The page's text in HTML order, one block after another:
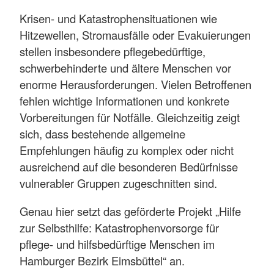
Krisen- und Katastrophensituationen wie
Hitzewellen, Stromausfälle oder Evakuierungen
stellen insbesondere pflegebedürftige,
schwerbehinderte und ältere Menschen vor
enorme Herausforderungen. Vielen Betroffenen
fehlen wichtige Informationen und konkrete
Vorbereitungen für Notfälle. Gleichzeitig zeigt
sich, dass bestehende allgemeine
Empfehlungen häufig zu komplex oder nicht
ausreichend auf die besonderen Bedürfnisse
vulnerabler Gruppen zugeschnitten sind.
Genau hier setzt das geförderte Projekt „Hilfe
zur Selbsthilfe: Katastrophenvorsorge für
pflege- und hilfsbedürftige Menschen im
Hamburger Bezirk Eimsbüttel“ an.